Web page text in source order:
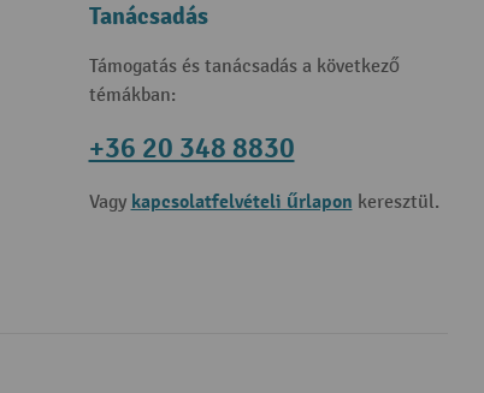
Tanácsadás
Támogatás és tanácsadás a következő
témákban:
+36 20 348 8830
Vagy kapcsolatfelvételi űrlapon keresztül.